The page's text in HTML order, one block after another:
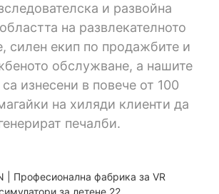
и развойна
на развлекателното
силен екип по продажбите и
обслужване, а нашите
изнесени в повече от 100
на хиляди клиенти да
печалби.